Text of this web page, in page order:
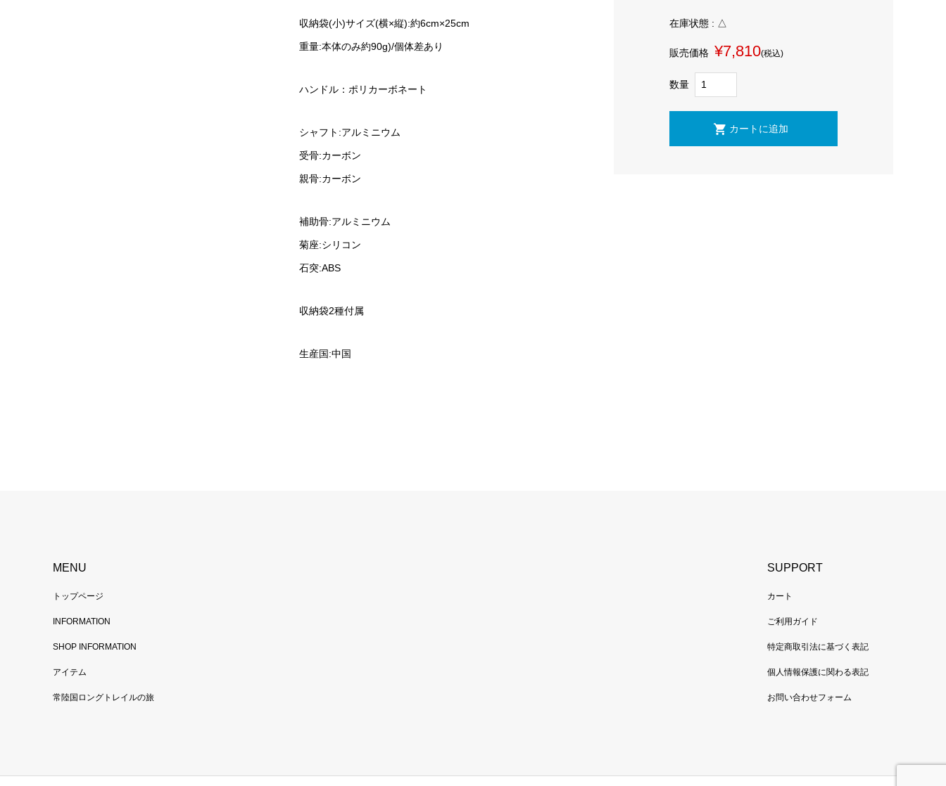
収納袋(小)サイズ(横×縦):約6cm×25cm
重量:本体のみ約90g)/個体差あり
ハンドル：ポリカーボネート
シャフト:アルミニウム
受骨:カーボン
親骨:カーボン
補助骨:アルミニウム
菊座:シリコン
石突:ABS
収納袋2種付属
生産国:中国
在庫状態 : △
販売価格 ¥7,810(税込)
数量
MENU
トップページ
INFORMATION
SHOP INFORMATION
アイテム
常陸国ロングトレイルの旅
SUPPORT
カート
ご利用ガイド
特定商取引法に基づく表記
個人情報保護に関わる表記
お問い合わせフォーム